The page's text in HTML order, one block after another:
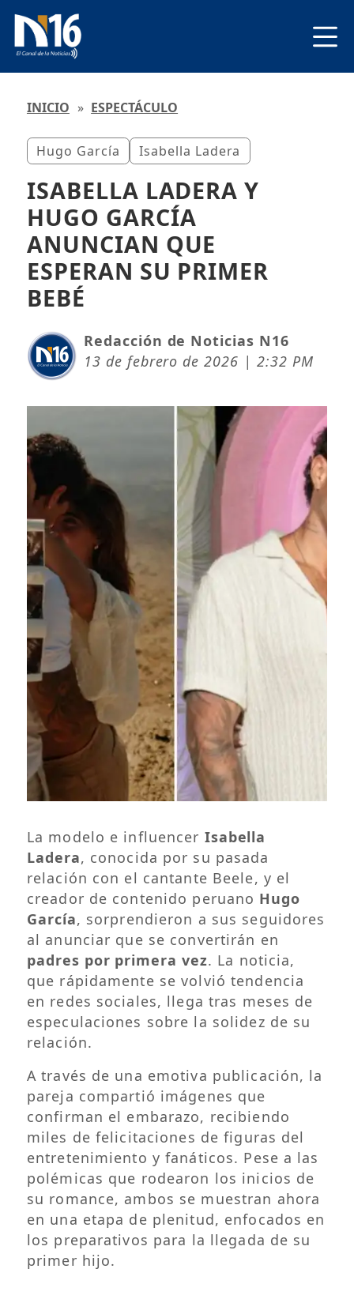
INICIO » ESPECTÁCULO
Hugo García Isabella Ladera
ISABELLA LADERA Y
HUGO GARCÍA
ANUNCIAN QUE
ESPERAN SU PRIMER
BEBÉ
Redacción de Noticias N16
13 de febrero de 2026 | 2:32 PM
La modelo e influencer Isabella
Ladera, conocida por su pasada
relación con el cantante Beele, y el
creador de contenido peruano Hugo
García, sorprendieron a sus seguidores
al anunciar que se convertirán en
padres por primera vez. La noticia,
que rápidamente se volvió tendencia
en redes sociales, llega tras meses de
especulaciones sobre la solidez de su
relación.
A través de una emotiva publicación, la
pareja compartió imágenes que
confirman el embarazo, recibiendo
miles de felicitaciones de figuras del
entretenimiento y fanáticos. Pese a las
polémicas que rodearon los inicios de
su romance, ambos se muestran ahora
en una etapa de plenitud, enfocados en
los preparativos para la llegada de su
primer hijo.